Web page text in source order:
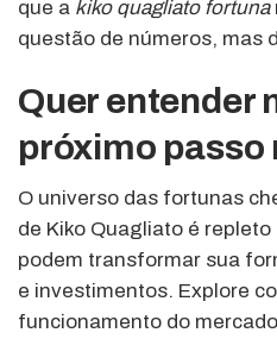
que a kiko quagliato fortuna
questão de números, mas
Quer entender
próximo passo
O universo das fortunas
de Kiko Quagliato é
podem transformar sua
e investimentos. Explore
funcionamento do